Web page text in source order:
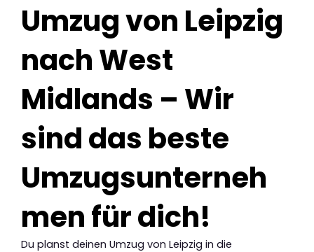
Umzug von Leipzig
nach West
Midlands – Wir
sind das beste
Umzugsunterneh
men für dich!
Du planst deinen Umzug von Leipzig in die